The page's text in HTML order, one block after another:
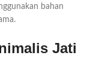
bahan
Jati